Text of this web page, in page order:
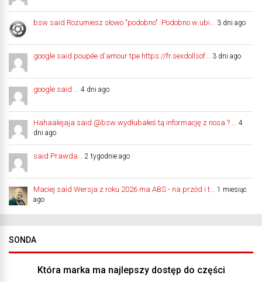
bsw said Rozumiesz słowo "podobno". Podobno w ubi... 3 dni ago
google said poupée d'amour tpe https://fr.sexdollsof... 3 dni ago
google said ... 4 dni ago
Hahaalejaja said @bsw wydłubałeś tą informację z nosa ? ... 4
dni ago
said Prawda... 2 tygodnie ago
Maciej said Wersja z roku 2026 ma ABS - na przód i t... 1 miesiąc
ago
SONDA
Która marka ma najlepszy dostęp do części